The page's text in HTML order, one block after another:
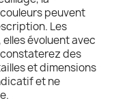
peuvent
Les
évoluent avec
constaterez des
et dimensions
et ne